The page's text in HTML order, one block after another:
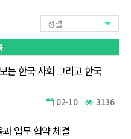
정렬
는 한국 사회 그리고 한국
02-10 3136
업무 협약 체결